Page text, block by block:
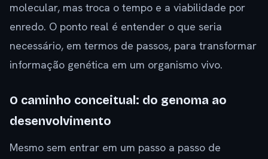
molecular, mas troca o tempo e a viabilidade por
enredo. O ponto real é entender o que seria
necessário, em termos de passos, para transformar
informação genética em um organismo vivo.
O caminho conceitual: do genoma ao
desenvolvimento
Mesmo sem entrar em um passo a passo de